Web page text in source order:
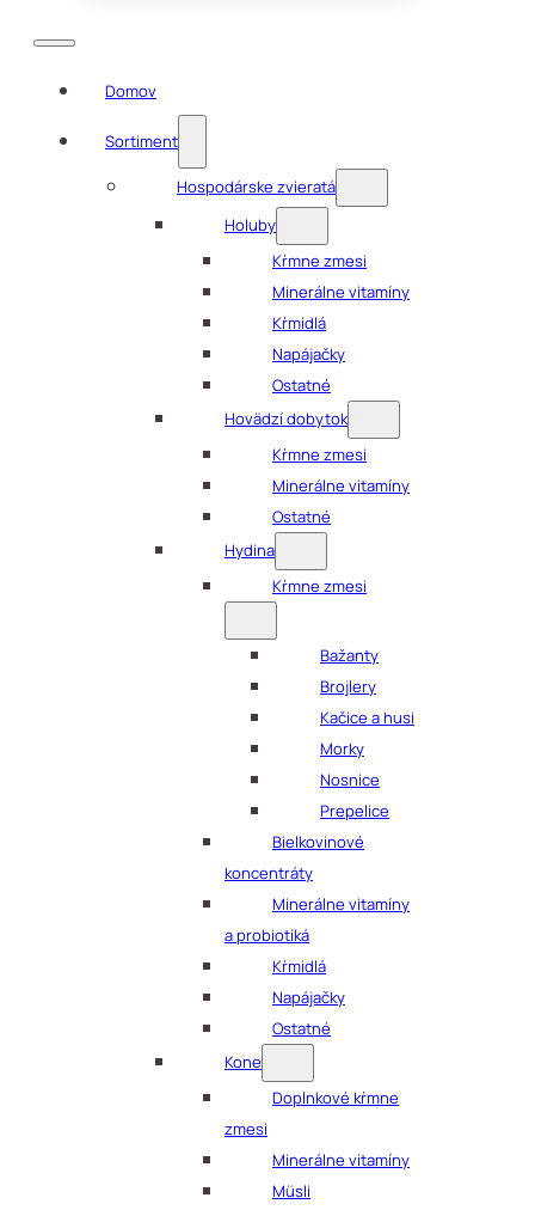
Domov
Sortiment
Hospodárske zvieratá
Holuby
Kŕmne zmesi
Minerálne vitamíny
Kŕmidlá
Napájačky
Ostatné
Hovädzí dobytok
Kŕmne zmesi
Minerálne vitamíny
Ostatné
Hydina
Kŕmne zmesi
Bažanty
Brojlery
Kačice a husi
Morky
Nosnice
Prepelice
Bielkovinové
koncentráty
Minerálne vitamíny
a probiotiká
Kŕmidlá
Napájačky
Ostatné
Kone
Doplnkové kŕmne
zmesi
Minerálne vitamíny
Müsli